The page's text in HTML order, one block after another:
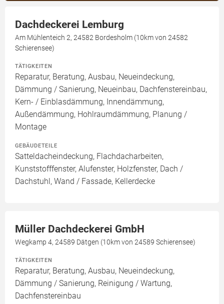
Dachdeckerei Lemburg
Am Mühlenteich 2, 24582 Bordesholm (10km von 24582
Schierensee)
TÄTIGKEITEN
Reparatur, Beratung, Ausbau, Neueindeckung,
Dämmung / Sanierung, Neueinbau, Dachfenstereinbau,
Kern- / Einblasdämmung, Innendämmung,
Außendämmung, Hohlraumdämmung, Planung /
Montage
GEBÄUDETEILE
Satteldacheindeckung, Flachdacharbeiten,
Kunststofffenster, Alufenster, Holzfenster, Dach /
Dachstuhl, Wand / Fassade, Kellerdecke
Müller Dachdeckerei GmbH
Wegkamp 4, 24589 Dätgen (10km von 24589 Schierensee)
TÄTIGKEITEN
Reparatur, Beratung, Ausbau, Neueindeckung,
Dämmung / Sanierung, Reinigung / Wartung,
Dachfenstereinbau